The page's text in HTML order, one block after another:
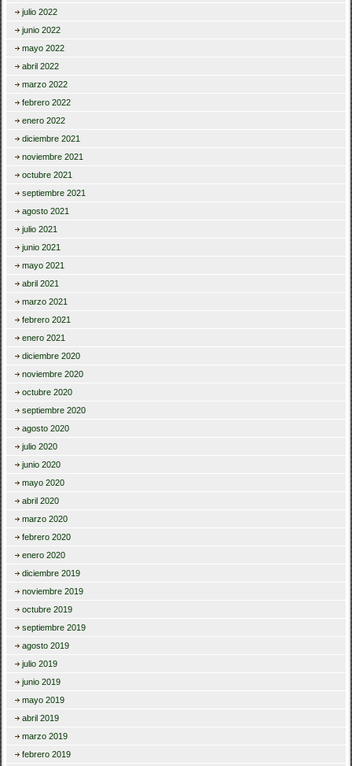
julio 2022
junio 2022
mayo 2022
abril 2022
marzo 2022
febrero 2022
enero 2022
diciembre 2021
noviembre 2021
octubre 2021
septiembre 2021
agosto 2021
julio 2021
junio 2021
mayo 2021
abril 2021
marzo 2021
febrero 2021
enero 2021
diciembre 2020
noviembre 2020
octubre 2020
septiembre 2020
agosto 2020
julio 2020
junio 2020
mayo 2020
abril 2020
marzo 2020
febrero 2020
enero 2020
diciembre 2019
noviembre 2019
octubre 2019
septiembre 2019
agosto 2019
julio 2019
junio 2019
mayo 2019
abril 2019
marzo 2019
febrero 2019